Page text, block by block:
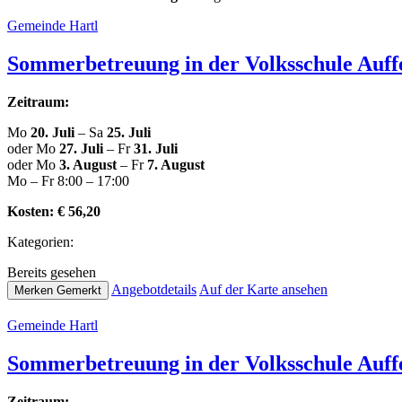
Gemeinde Hartl
Som­mer­be­treu­ung in der Volks­schu­le
Zeitraum:
Mo 20. Juli – Sa 25. Juli
oder Mo 27. Juli – Fr31. Juli
oder Mo 3. August – Fr 7. August
Mo – Fr 8:00 – 17:00
Kosten: € 56,20
Kate­go­rien:
Bereits gesehen
Merken Gemerkt Ange­botde­tails Auf der Karte ansehen
Gemeinde Hartl
Som­mer­be­treu­ung in der Volks­schu­le